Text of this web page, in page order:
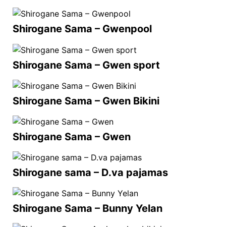
Shirogane Sama – Gwenpool
Shirogane Sama – Gwen sport
Shirogane Sama – Gwen Bikini
Shirogane Sama – Gwen
Shirogane sama – D.va pajamas
Shirogane Sama – Bunny Yelan